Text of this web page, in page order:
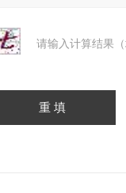
请输入计算结果